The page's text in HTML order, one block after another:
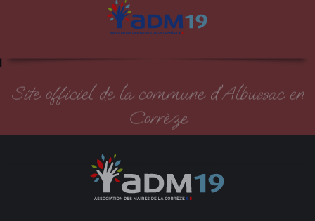
Site officiel de la commune d'Albussac en
Corrèze